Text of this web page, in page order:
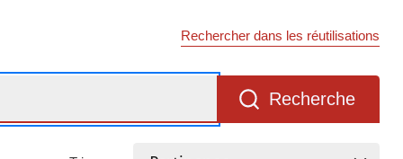
Rechercher dans les réutilisations
Recherche